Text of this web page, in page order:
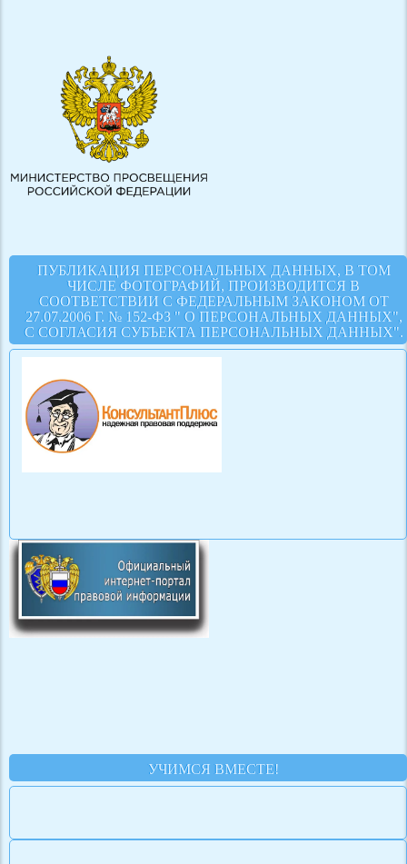
ПУБЛИКАЦИЯ ПЕРСОНАЛЬНЫХ ДАННЫХ, В ТОМ
ЧИСЛЕ ФОТОГРАФИЙ, ПРОИЗВОДИТСЯ В
СООТВЕТСТВИИ С ФЕДЕРАЛЬНЫМ ЗАКОНОМ ОТ
27.07.2006 Г. № 152-ФЗ " О ПЕРСОНАЛЬНЫХ ДАННЫХ",
С СОГЛАСИЯ СУБЪЕКТА ПЕРСОНАЛЬНЫХ ДАННЫХ".
УЧИМСЯ ВМЕСТЕ!